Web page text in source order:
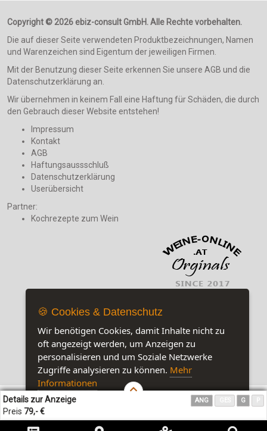
Details zur Anzeige ANG G
Preis 79,- €
Copyright © 2026 ebiz-consult GmbH. Alle Rechte vorbehalten.
Die auf dieser Seite verwendeten Produktbezeichnungen, Namen
und Warenzeichen sind Eigentum der jeweiligen Firmen.
Mit der Benutzung dieser Seite erkennen Sie unsere AGB und die
Datenschutzerklärung an.
Wir übernehmen in keinem Fall eine Haftung für Schäden, die durch
den Gebrauch dieser Website entstehen!
Impressum
Kontakt
AGB
Haftungsaussschluß
Datenschutzerklärung
Userübersicht
Partner:
Kochrezepte zum Wein
Jetzt auf unserer Seite:
🍪 Cookies & Datenschutz
Wir benötigen Cookies, damit Inhalte nicht zu
oft angezeigt werden, um Anzeigen zu
personalisieren und um Soziale Netzwerke
Zugriffe analysieren zu können. Mehr
Informationen
Customise Cookies